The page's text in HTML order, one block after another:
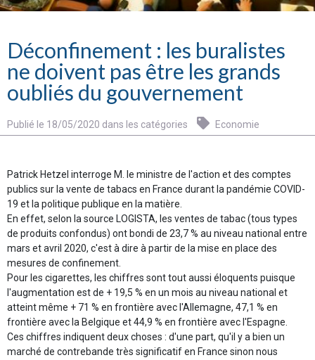
Déconfinement : les buralistes
ne doivent pas être les grands
oubliés du gouvernement
Publié le 18/05/2020 dans les catégories Economie
Patrick Hetzel interroge M. le ministre de l'action et des comptes
publics sur la vente de tabacs en France durant la pandémie COVID-
19 et la politique publique en la matière.
En effet, selon la source LOGISTA, les ventes de tabac (tous types
de produits confondus) ont bondi de 23,7 % au niveau national entre
mars et avril 2020, c'est à dire à partir de la mise en place des
mesures de confinement.
Pour les cigarettes, les chiffres sont tout aussi éloquents puisque
l'augmentation est de + 19,5 % en un mois au niveau national et
atteint même + 71 % en frontière avec l'Allemagne, 47,1 % en
frontière avec la Belgique et 44,9 % en frontière avec l'Espagne.
Ces chiffres indiquent deux choses : d'une part, qu'il y a bien un
marché de contrebande très significatif en France sinon nous